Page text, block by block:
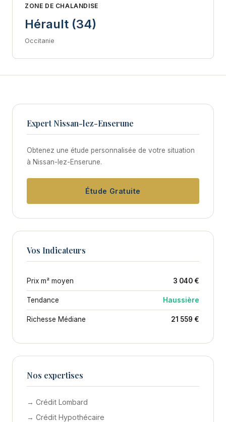
ZONE DE CHALANDISE
Hérault (34)
Occitanie
Expert Nissan-lez-Enserune
Obtenez une étude personnalisée de votre situation
à Nissan-lez-Enserune.
Étude Gratuite
Vos Indicateurs
Prix m² moyen 3 040 €
Tendance Haussière
Richesse Médiane 21 559 €
Nos expertises
→ Crédit Lombard
→ Crédit Hypothécaire